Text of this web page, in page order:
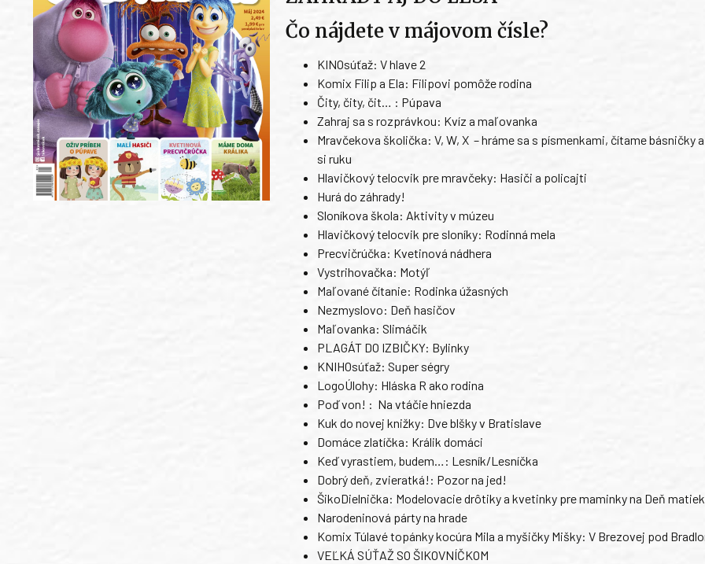
Čo nájdete v májovom čísle?
KINOsúťaž: V hlave 2
Komix Filip a Ela: Filipovi pomôže rodina
Čity, čity, čit… : Púpava
Zahraj sa s rozprávkou: Kvíz a maľovanka
Mravčekova školička: V, W, X – hráme sa s písmenkami, čítame básničky
si ruku
Hlavičkový telocvik pre mravčeky: Hasiči a policajti
Hurá do záhrady!
Sloníkova škola: Aktivity v múzeu
Hlavičkový telocvik pre sloníky: Rodinná mela
Precvičrúčka: Kvetinová nádhera
Vystrihovačka: Motýľ
Maľované čítanie: Rodinka úžasných
Nezmyslovo: Deň hasičov
Maľovanka: Slimáčik
PLAGÁT DO IZBIČKY: Bylinky
KNIHOsúťaž: Super ségry
LogoÚlohy: Hláska R ako rodina
Poď von! : Na vtáčie hniezda
Kuk do novej knižky: Dve blšky v Bratislave
Domáce zlatíčka: Králik domáci
Keď vyrastiem, budem…: Lesník/Lesníčka
Dobrý deň, zvieratká!: Pozor na jed!
ŠikoDielnička: Modelovacie drôtiky a kvetinky pre maminky na Deň matiek
Narodeninová párty na hrade
Komix Túlavé topánky kocúra Mila a myšičky Mišky: V Brezovej pod
VEĽKÁ SÚŤAŽ SO ŠIKOVNÍČKOM